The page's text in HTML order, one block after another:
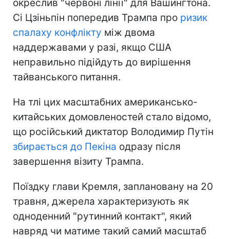
окреслив "червоні лінії" для Вашингтона.
Сі Цзіньпін попередив Трампа про ризик
спалаху конфлікту між двома
наддержавами у разі, якщо США
неправильно підійдуть до вирішення
тайванського питання.
На тлі цих масштабних американсько-
китайських домовленостей стало відомо,
що російський диктатор Володимир Путін
збирається до Пекіна одразу після
завершення візиту Трампа.
Поїздку глави Кремля, заплановану на 20
травня, джерела характеризують як
одноденний "рутинний контакт", який
навряд чи матиме такий самий масштаб